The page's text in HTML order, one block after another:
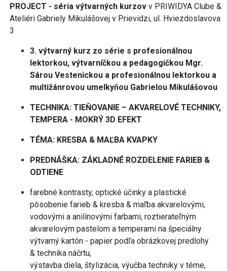
PROJECT - séria výtvarných kurzov v PRIWIDYA Clube &
Ateliéri Gabriely Mikulášovej v Prievidzi, ul. Hviezdoslavova
3
3. výtvarný kurz zo série s profesionálnou
lektorkou, výtvarníčkou a pedagogičkou Mgr.
Sárou Vestenickou a profesionálnou lektorkou a
multižánrovou umelkyňou Gabrielou Mikulášovou
TECHNIKA: TIEŇOVANIE – AKVARELOVÉ TECHNIKY,
TEMPERA - MOKRÝ 3D EFEKT
TÉMA: KRESBA & MAĽBA KVAPKY
PREDNÁŠKA: ZÁKLADNÉ ROZDELENIE FARIEB &
ODTIENE
farebné kontrasty, optické účinky a plastické
pôsobenie farieb & kresba & maľba akvarelovými,
vodovými a anilínovými farbami, roztierateľným
akvarelovým pastelom a temperami na špeciálny
výtvarný kartón - papier podľa obrázkovej predlohy
& technika náčrtu,
výstavba diela, štylizácia, výučba techniky v téme,